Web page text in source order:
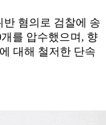
혐의로 검찰에 송
를 압수했으며, 향
대해 철저한 단속